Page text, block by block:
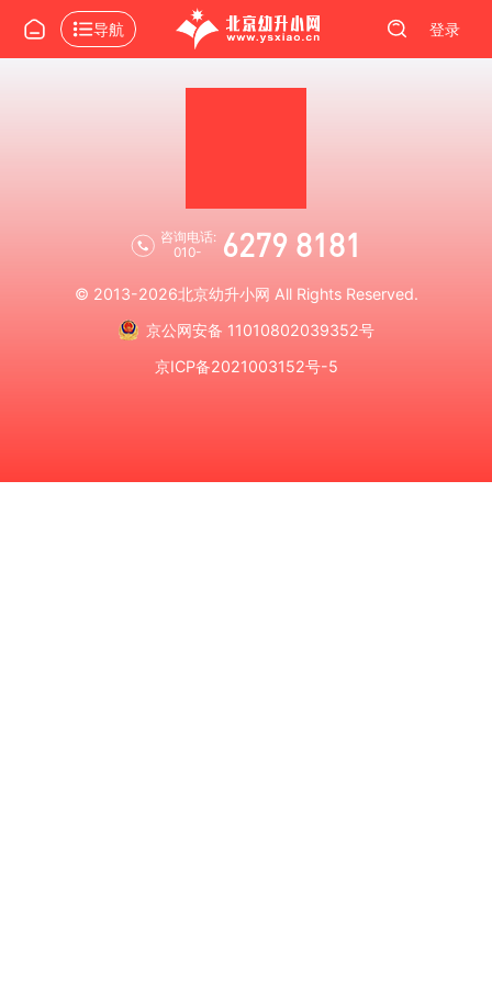
导航 登录
咨询电话:
010-
6279 8181
© 2013-2026北京幼升小网 All Rights Reserved.
京公网安备 11010802039352号
京ICP备2021003152号-5